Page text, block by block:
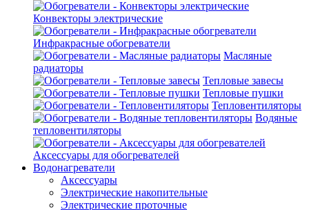
Конвекторы электрические
Инфракрасные обогреватели
Масляные
радиаторы
Тепловые завесы
Тепловые пушки
Тепловентиляторы
Водяные
тепловентиляторы
Аксессуары для обогревателей
Водонагреватели
Аксессуары
Электрические накопительные
Электрические проточные